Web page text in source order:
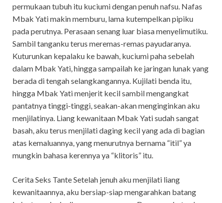
permukaan tubuh itu kuciumi dengan penuh nafsu. Nafas
Mbak Yati makin memburu, lama kutempelkan pipiku
pada perutnya. Perasaan senang luar biasa menyelimutiku.
Sambil tanganku terus meremas-remas payudaranya.
Kuturunkan kepalaku ke bawah, kuciumi paha sebelah
dalam Mbak Yati, hingga sampailah ke jaringan lunak yang
berada di tengah selangkangannya. Kujilati benda itu,
hingga Mbak Yati menjerit kecil sambil mengangkat
pantatnya tinggi-tinggi, seakan-akan menginginkan aku
menjilatinya. Liang kewanitaan Mbak Yati sudah sangat
basah, aku terus menjilati daging kecil yang ada di bagian
atas kemaluannya, yang menurutnya bernama “itil” ya
mungkin bahasa kerennya ya “klitoris” itu.
Cerita Seks Tante Setelah jenuh aku menjilati liang
kewanitaannya, aku bersiap-siap mengarahkan batang